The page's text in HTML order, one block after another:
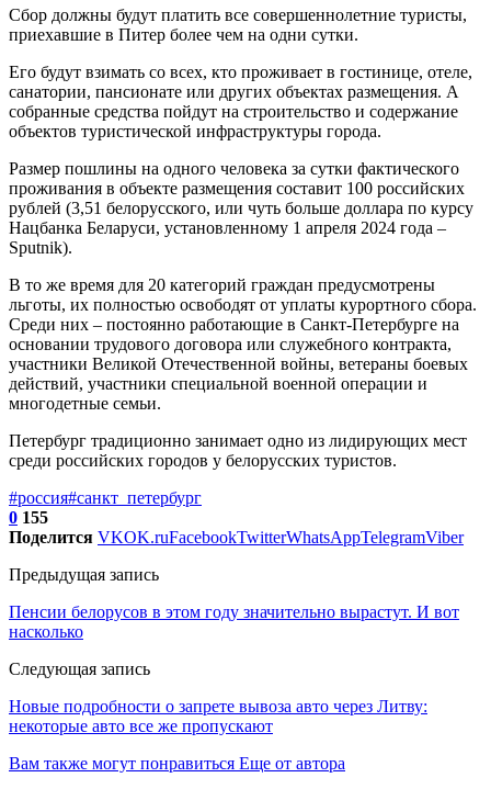
Сбор должны будут платить все совершеннолетние туристы,
приехавшие в Питер более чем на одни сутки.
Его будут взимать со всех, кто проживает в гостинице, отеле,
санатории, пансионате или других объектах размещения. А
собранные средства пойдут на строительство и содержание
объектов туристической инфраструктуры города.
Размер пошлины на одного человека за сутки фактического
проживания в объекте размещения составит 100 российских
рублей (3,51 белорусского, или чуть больше доллара по курсу
Нацбанка Беларуси, установленному 1 апреля 2024 года –
Sputnik).
В то же время для 20 категорий граждан предусмотрены
льготы, их полностью освободят от уплаты курортного сбора.
Среди них – постоянно работающие в Санкт-Петербурге на
основании трудового договора или служебного контракта,
участники Великой Отечественной войны, ветераны боевых
действий, участники специальной военной операции и
многодетные семьи.
Петербург традиционно занимает одно из лидирующих мест
среди российских городов у белорусских туристов.
#россия#санкт_петербург
0 155
Поделится VKOK.ruFacebookTwitterWhatsAppTelegramViber
Предыдущая запись
Пенсии белорусов в этом году значительно вырастут. И вот
насколько
Следующая запись
Новые подробности о запрете вывоза авто через Литву:
некоторые авто все же пропускают
Вам также могут понравиться Еще от автора